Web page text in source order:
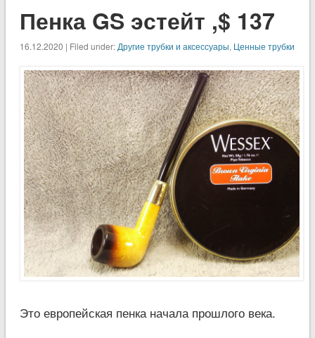
Пенка GS эстейт ,$ 137
16.12.2020 | Filed under: Другие трубки и аксессуары, Ценные трубки
Это европейская пенка начала прошлого века.